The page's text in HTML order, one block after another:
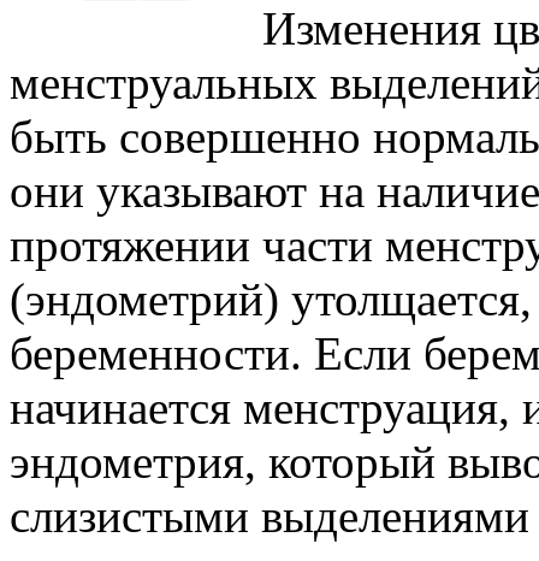
Изменения
менструальных
быть совершенно
они указывают на
протяжении части
(эндометрий)
беременности. Если
начинается менструация,
эндометрия, который
слизистыми